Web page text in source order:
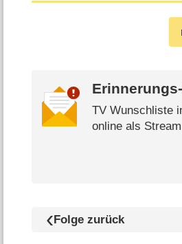
TV Wunschliste
online als
Folge zurück